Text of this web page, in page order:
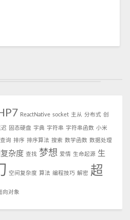
ReactNative socket 主从 分布式 创
迟 固态硬盘 字典 字符串 字符串函数 小米
询 排序 排序算法 搜索 数学函数 数据处理
杂度 查找 梦想 爱情 生命起源 生
空间复杂度 算法 编程技巧 解密 超
向对象